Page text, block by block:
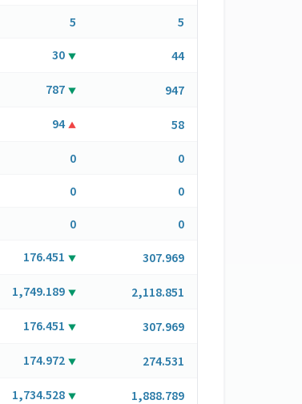
5 5
30 ▼ 44
787 ▼ 947
94 ▲ 58
0 0
0 0
0 0
176.451 ▼ 307.969
1,749.189 ▼ 2,118.851
176.451 ▼ 307.969
174.972 ▼ 274.531
1,734.528 ▼ 1,888.789